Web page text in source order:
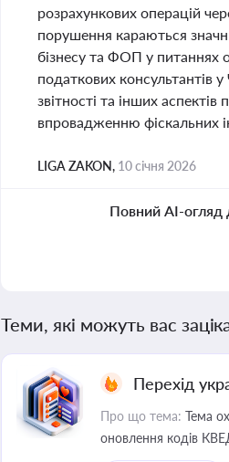
розрахункових операцій
порушення караються
бізнесу та ФОП у питаннях
податкових
звітності та інших
впровадженню фіскальних
LIGA ZAKON, 10 січня 2026
Повний AI-огляд
Теми, які можуть вас
Перехід
Про що тема: Тема
оновлення кодів